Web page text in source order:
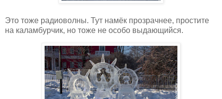
Это тоже радиоволны. Тут намёк прозрачнее, простите
на каламбурчик, но тоже не особо выдающийся.